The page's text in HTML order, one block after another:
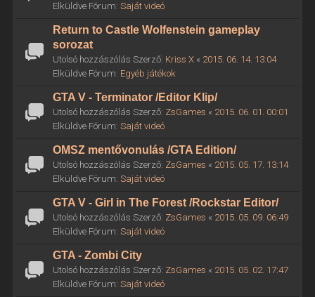
Elküldve Fórum: Saját videó
Return to Castle Wolfenstein gameplay
sorozat
Utolsó hozzászólás Szerző: Kriss X« 2015. 06. 14. 13:04
Elküldve Fórum: Egyéb játékok
GTA V - Terminator /Editor Klip/
Utolsó hozzászólás Szerző: ZsGames « 2015. 06. 01. 00:01
Elküldve Fórum: Saját videó
OMSZ mentővonulás /GTA Edition/
Utolsó hozzászólás Szerző: ZsGames « 2015. 05. 17. 13:14
Elküldve Fórum: Saját videó
GTA V - Girl in The Forest /Rockstar Editor/
Utolsó hozzászólás Szerző: ZsGames « 2015. 05. 09. 06:49
Elküldve Fórum: Saját videó
GTA - Zombi City
Utolsó hozzászólás Szerző: ZsGames « 2015. 05. 02. 17:47
Elküldve Fórum: Saját videó